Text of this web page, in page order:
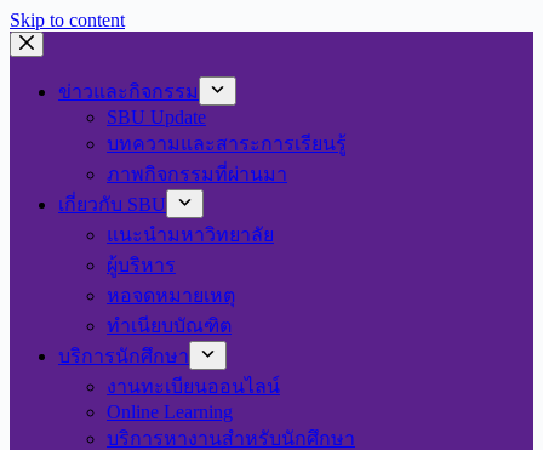
Skip to content
ข่าวและกิจกรรม
SBU Update
บทความและสาระการเรียนรู้
ภาพกิจกรรมที่ผ่านมา
เกี่ยวกับ SBU
แนะนำมหาวิทยาลัย
ผู้บริหาร
หอจดหมายเหตุ
ทำเนียบบัณฑิต
บริการนักศึกษา
งานทะเบียนออนไลน์
Online Learning
บริการหางานสำหรับนักศึกษา